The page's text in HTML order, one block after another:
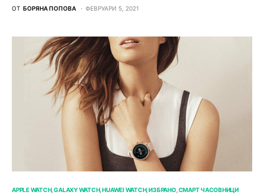
ОТ БОРЯНА ПОПОВА ФЕВРУАРИ 5, 2021
APPLE WATCH GALAXY WATCH HUAWEI WATCH ИЗБРАНО СМАРТ ЧАСОВНИЦИ